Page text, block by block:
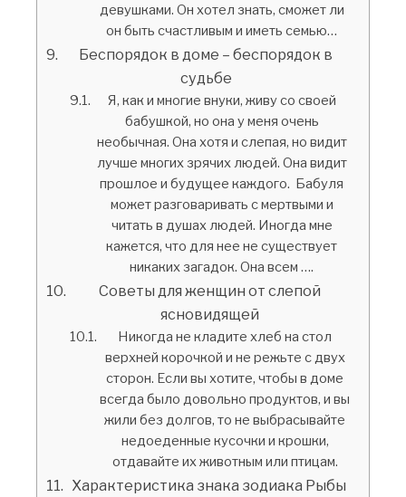
девушками. Он хотел знать, сможет ли
он быть счастливым и иметь семью…
Беспорядок в доме – беспорядок в
судьбе
Я, как и многие внуки, живу со своей
бабушкой, но она у меня очень
необычная. Она хотя и слепая, но видит
лучше многих зрячих людей. Она видит
прошлое и будущее каждого. Бабуля
может разговаривать с мертвыми и
читать в душах людей. Иногда мне
кажется, что для нее не существует
никаких загадок. Она всем ….
Советы для женщин от слепой
ясновидящей
Никогда не кладите хлеб на стол
верхней корочкой и не режьте с двух
сторон. Если вы хотите, чтобы в доме
всегда было довольно продуктов, и вы
жили без долгов, то не выбрасывайте
недоеденные кусочки и крошки,
отдавайте их животным или птицам.
Характеристика знака зодиака Рыбы